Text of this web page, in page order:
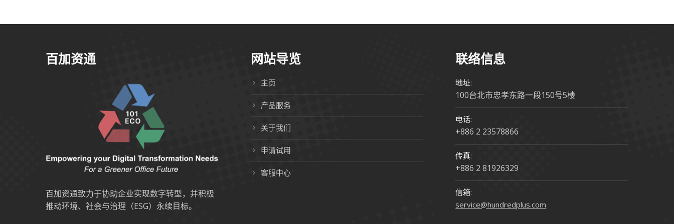
百加资通
百加资通致力于协助企业实现数字转型，并积极
推动环境、社会与治理（ESG）永续目标。
网站导览
主页
产品服务
关于我们
申请试用
客服中心
联络信息
地址:
100台北市忠孝东路一段150号5楼
电话:
+886 2 23578866
传真:
+886 2 81926329
信箱:
service@hundredplus.com